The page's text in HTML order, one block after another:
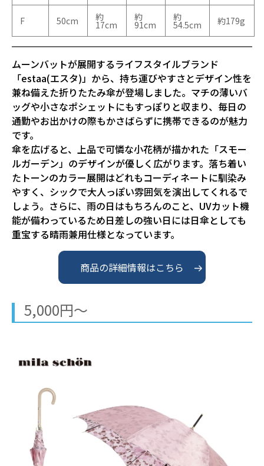
F 50cm 約
17cm
約
91cm
約
54.5cm 約179g
ムーンバットが展開するライフスタイルブランド
「estaa(エスタ)」から、持ち運びやすさとデザイン性を
兼ね備えた折りたたみ傘が登場しました。マチの薄いバ
ッグや小さなポシェットにもすっぽりと収まり、毎日の
通勤やお出かけの際もかさばらずに携帯できるのが魅力
です。
傘を広げると、上品で可憐な小花柄が描かれた「スモー
ルガーデン」のデザインが優しく広がります。落ち着い
たトーンのカラー展開はどれもコーディネートに馴染み
やすく、シックで大人っぽい雰囲気を演出してくれるで
しょう。さらに、雨の日はもちろんのこと、UVカット機
能が備わっているため日差しの強い日には日傘としても
重宝する晴雨兼用仕様となっています。
商品の詳細情報はこちら
5,000円～